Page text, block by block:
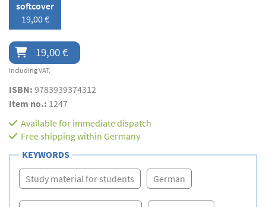
softcover
19,00 €
19,00 €
including VAT.
ISBN: 9783939374312
Item no.: 1247
Available for immediate dispatch
Free shipping within Germany
KEYWORDS
Study material for students German